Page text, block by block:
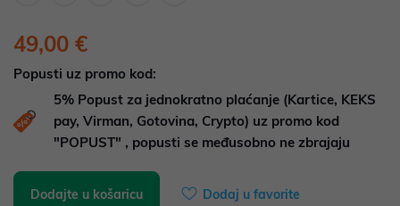
49,00 €
Popusti uz promo kod:
5% Popust za jednokratno plaćanje (Kartice, KEKS
pay, Virman, Gotovina, Crypto) uz promo kod
"POPUST" , popusti se međusobno ne zbrajaju
Dodajte u košaricu Dodaj u favorite